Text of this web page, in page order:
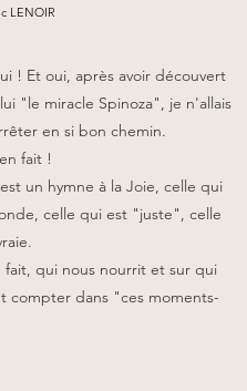
LENOIR
! Et oui, après avoir découvert
"le miracle Spinoza", je n'allais
en si bon chemin.
fait !
un hymne à la Joie, celle qui
celle qui est "juste", celle
fait, qui nous nourrit et sur qui
compter dans "ces moments-